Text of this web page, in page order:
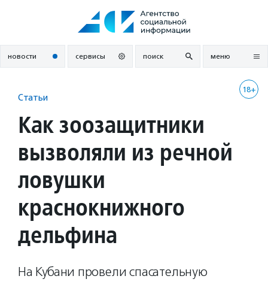
новости сервисы поиск меню
18+
Статьи
Как зоозащитники
вызволяли из речной
ловушки
краснокнижного
дельфина
На Кубани провели спасательную